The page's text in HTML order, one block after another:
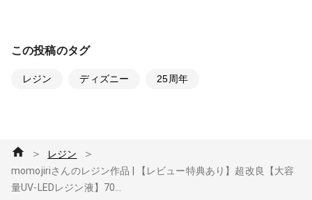
この投稿のタグ
レジン ディズニー 25周年
＞ レジン ＞
momojiriさんのレジン作品 | 【レビュー特典あり】超改良【大容
量UV-LEDレジン液】70...